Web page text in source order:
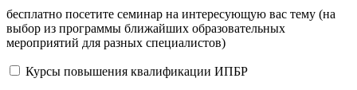
бесплатно посетите семинар на интересующую вас тему (на
выбор из программы ближайших образовательных
мероприятий для разных специалистов)
Курсы повышения квалификации ИПБР